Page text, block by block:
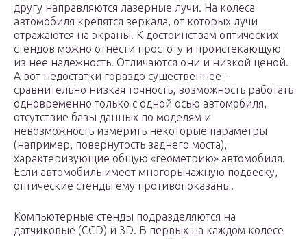
другу направляются лазерные лучи. На колеса
автомобиля крепятся зеркала, от которых лучи
отражаются на экраны. К достоинствам оптических
стендов можно отнести простоту и проистекающую
из нее надежность. Отличаются они и низкой ценой.
А вот недостатки гораздо существеннее –
сравнительно низкая точность, возможность работать
одновременно только с одной осью автомобиля,
отсутствие базы данных по моделям и
невозможность измерить некоторые параметры
(например, повернутость заднего моста),
характеризующие общую «геометрию» автомобиля.
Если автомобиль имеет многорычажную подвеску,
оптические стенды ему противопоказаны.
Компьютерные стенды подразделяются на
датчиковые (CCD) и 3D. В первых на каждом колесе